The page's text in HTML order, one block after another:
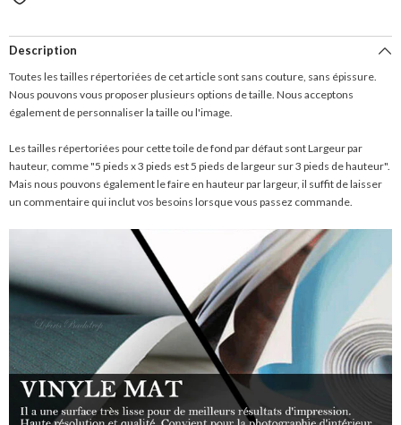
Description
Toutes les tailles répertoriées de cet article sont sans couture, sans épissure.
Nous pouvons vous proposer plusieurs options de taille. Nous acceptons
également de personnaliser la taille ou l'image.
Les tailles répertoriées pour cette toile de fond par défaut sont Largeur par
hauteur, comme "5 pieds x 3 pieds est 5 pieds de largeur sur 3 pieds de hauteur".
Mais nous pouvons également le faire en hauteur par largeur, il suffit de laisser
un commentaire qui inclut vos besoins lorsque vous passez commande.